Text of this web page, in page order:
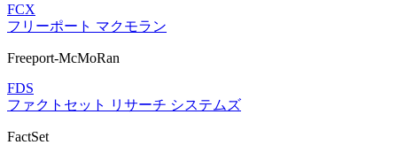
FCX
フリーポート マクモラン
Freeport-McMoRan
FDS
ファクトセット リサーチ システムズ
FactSet